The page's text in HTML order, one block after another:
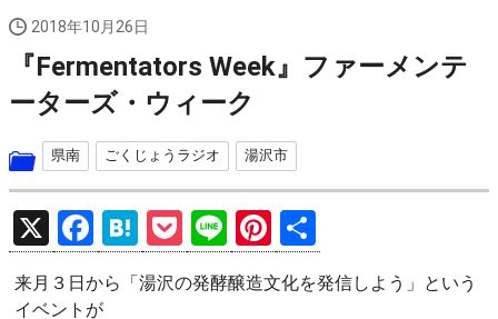
2018年10月26日
『Fermentators Week』ファーメンテ
ーターズ・ウィーク
県南 ごくじょうラジオ 湯沢市
X
F
a
ce
H
at
e
P
o
ck
Li
n
e
Pi
nt
er
有
来月３日から「湯沢の発酵醸造文化を発信しよう」という
イベントが